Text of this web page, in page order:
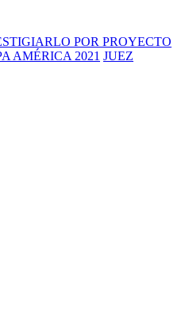
POR PROYECTO
AMÉRICA 2021 JUEZ